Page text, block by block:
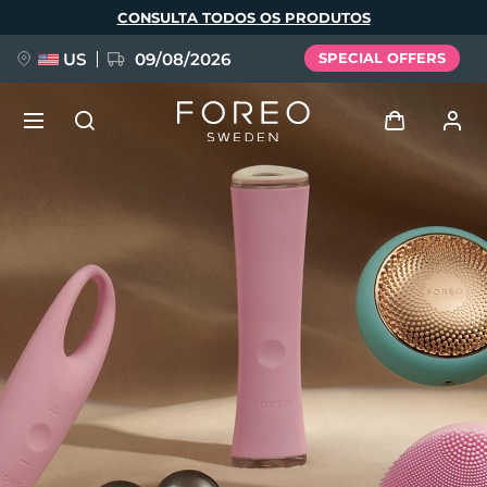
principal
CONSULTA TODOS OS PRODUTOS
US 09/08/2026 SPECIAL OFFERS
Perfil de usuário
Meus aparelhos
Meus pedidos
Meus endereços
As minhas subscrições
FAQ™ Pure Beauty-Tech Elixir
issa™ Teeth Whitening Set
English Deutsch
Español
Français
Português
Svenska
Русский
Türkçe
简体中文